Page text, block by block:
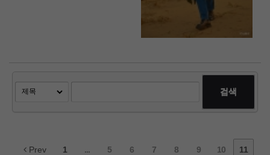
검색
Prev 1 ... 5 6 7 8 9 10 11